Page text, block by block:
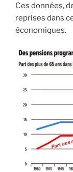
Ces données,
reprises dans
économiques.